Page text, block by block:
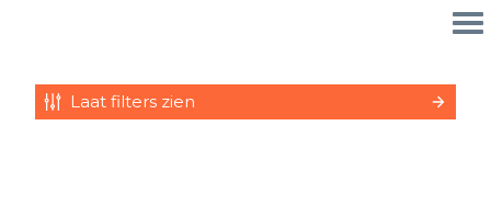
Laat filters zien